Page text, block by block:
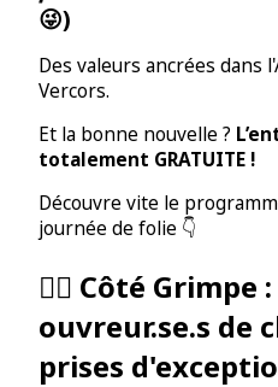
😜)
Des valeurs ancrées dans
Vercors.
Et la bonne nouvelle ?
totalement GRATUITE !
Découvre vite le
journée de folie 👇
🧗‍♂️ Côté Grimpe
ouvreur.se.s de
prises